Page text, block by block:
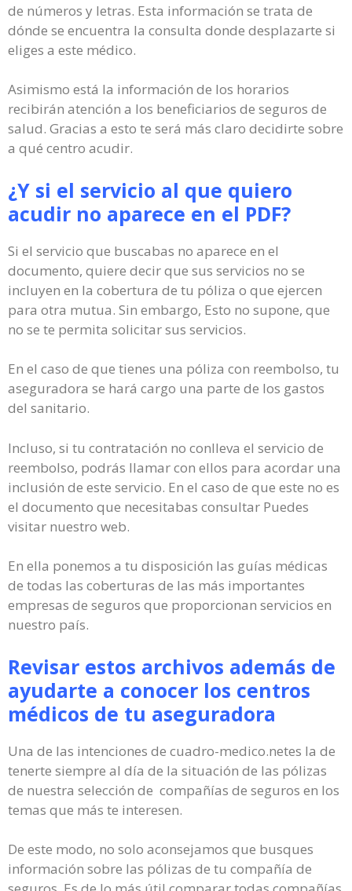
de números y letras. Esta información se trata de
dónde se encuentra la consulta donde desplazarte si
eliges a este médico.
Asimismo está la información de los horarios
recibirán atención a los beneficiarios de seguros de
salud. Gracias a esto te será más claro decidirte sobre
a qué centro acudir.
¿Y si el servicio al que quiero
acudir no aparece en el PDF?
Si el servicio que buscabas no aparece en el
documento, quiere decir que sus servicios no se
incluyen en la cobertura de tu póliza o que ejercen
para otra mutua. Sin embargo, Esto no supone, que
no se te permita solicitar sus servicios.
En el caso de que tienes una póliza con reembolso, tu
aseguradora se hará cargo una parte de los gastos
del sanitario.
Incluso, si tu contratación no conlleva el servicio de
reembolso, podrás llamar con ellos para acordar una
inclusión de este servicio. En el caso de que este no es
el documento que necesitabas consultar Puedes
visitar nuestro web.
En ella ponemos a tu disposición las guías médicas
de todas las coberturas de las más importantes
empresas de seguros que proporcionan servicios en
nuestro país.
Revisar estos archivos además de
ayudarte a conocer los centros
médicos de tu aseguradora
Una de las intenciones de cuadro-medico.netes la de
tenerte siempre al día de la situación de las pólizas
de nuestra selección de compañías de seguros en los
temas que más te interesen.
De este modo, no solo aconsejamos que busques
información sobre las pólizas de tu compañía de